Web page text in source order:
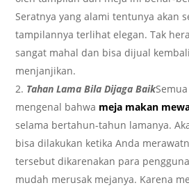
Seratnya yang alami tentunya akan
tampilannya terlihat elegan. Tak
sangat mahal dan bisa dijual
menjanjikan.
Tahan Lama Bila Dijaga Baik
mengenal bahwa meja makan
selama bertahun-tahun lamanya.
bisa dilakukan ketika Anda
tersebut dikarenakan para
mudah merusak mejanya. Karena